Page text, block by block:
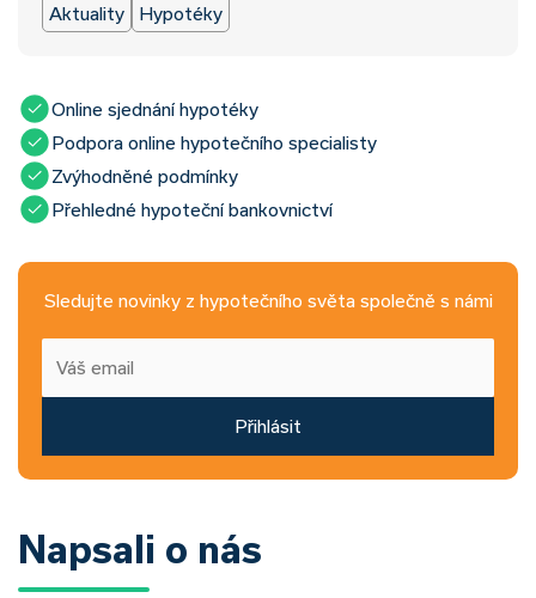
Aktuality
Hypotéky
Online sjednání hypotéky
Podpora online hypotečního specialisty
Zvýhodněné podmínky
Přehledné hypoteční bankovnictví
Sledujte novinky z hypotečního světa společně s námi
Přihlásit
Napsali o nás